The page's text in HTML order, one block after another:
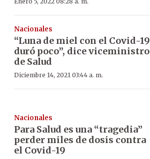
Nacionales
“Luna de miel con el Covid-19
duró poco”, dice viceministro
de Salud
Diciembre 14, 2021 03:44 a. m.
Nacionales
Para Salud es una “tragedia”
perder miles de dosis contra
el Covid-19